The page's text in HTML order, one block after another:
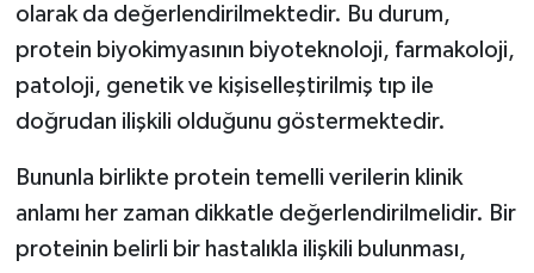
olarak da değerlendirilmektedir. Bu durum,
protein biyokimyasının biyoteknoloji, farmakoloji,
patoloji, genetik ve kişiselleştirilmiş tıp ile
doğrudan ilişkili olduğunu göstermektedir.
Bununla birlikte protein temelli verilerin klinik
anlamı her zaman dikkatle değerlendirilmelidir. Bir
proteinin belirli bir hastalıkla ilişkili bulunması,